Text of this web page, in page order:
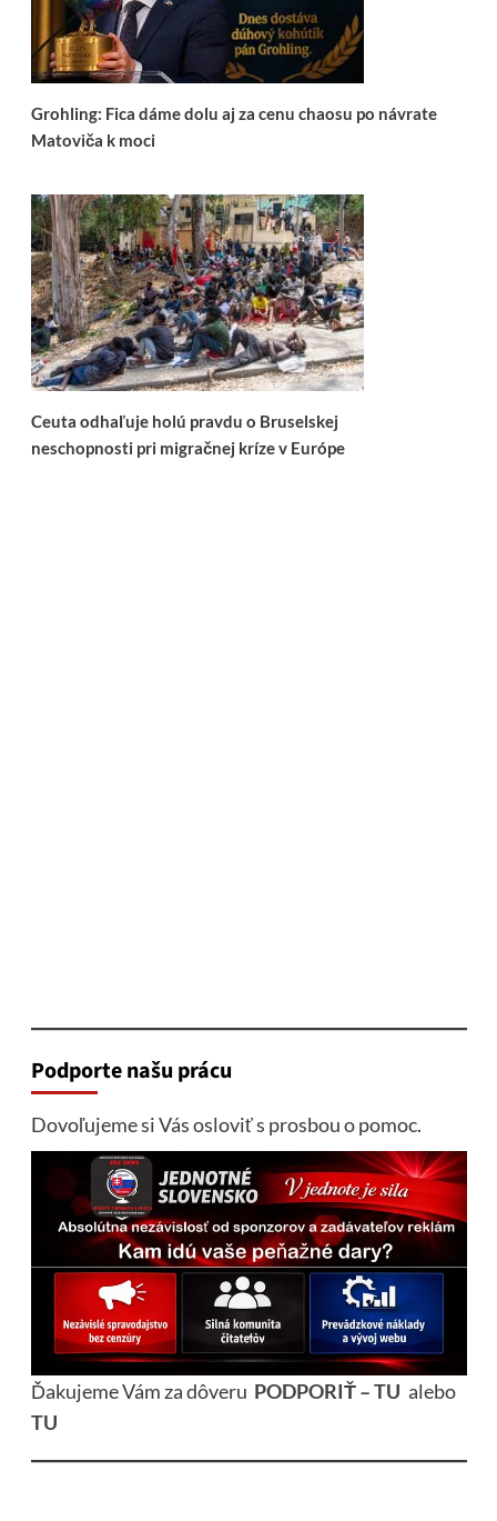
Grohling: Fica dáme dolu aj za cenu chaosu po návrate
Matoviča k moci
Ceuta odhaľuje holú pravdu o Bruselskej
neschopnosti pri migračnej kríze v Európe
Podporte našu prácu
Dovoľujeme si Vás osloviť s prosbou o pomoc.
Ďakujeme Vám za dôveru PODPORIŤ – TU alebo
TU